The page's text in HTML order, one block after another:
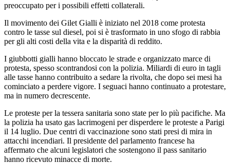
preoccupato per i possibili effetti collaterali.
Il movimento dei Gilet Gialli è iniziato nel 2018 come protesta
contro le tasse sul diesel, poi si è trasformato in uno sfogo di rabbia
per gli alti costi della vita e la disparità di reddito.
I giubbotti gialli hanno bloccato le strade e organizzato marce di
protesta, spesso scontrandosi con la polizia. Miliardi di euro in tagli
alle tasse hanno contribuito a sedare la rivolta, che dopo sei mesi ha
cominciato a perdere vigore. I seguaci hanno continuato a protestare,
ma in numero decrescente.
Le proteste per la tessera sanitaria sono state per lo più pacifiche. Ma
la polizia ha usato gas lacrimogeni per disperdere le proteste a Parigi
il 14 luglio. Due centri di vaccinazione sono stati presi di mira in
attacchi incendiari. Il presidente del parlamento francese ha
affermato che alcuni legislatori che sostengono il pass sanitario
hanno ricevuto minacce di morte.